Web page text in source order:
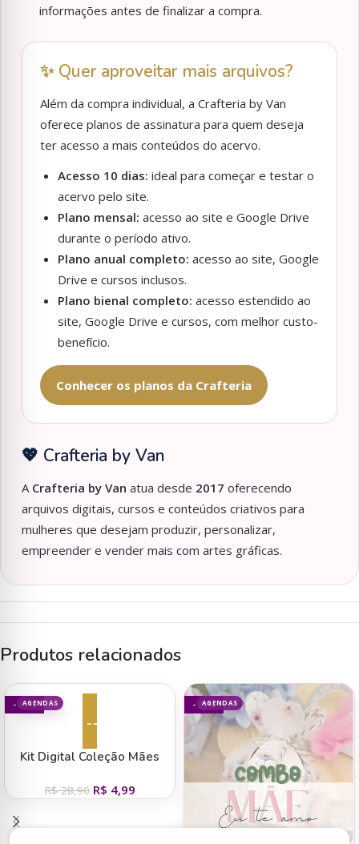
informações antes de finalizar a compra.
✨ Quer aproveitar mais arquivos?
Além da compra individual, a Crafteria by Van
oferece planos de assinatura para quem deseja
ter acesso a mais conteúdos do acervo.
Acesso 10 dias: ideal para começar e testar o
acervo pelo site.
Plano mensal: acesso ao site e Google Drive
durante o período ativo.
Plano anual completo: acesso ao site, Google
Drive e cursos inclusos.
Plano bienal completo: acesso estendido ao
site, Google Drive e cursos, com melhor custo-
benefício.
Conhecer os planos da Crafteria
💖 Crafteria by Van
A Crafteria by Van atua desde 2017 oferecendo
arquivos digitais, cursos e conteúdos criativos para
mulheres que desejam produzir, personalizar,
empreender e vender mais com artes gráficas.
Produtos relacionados
AGENDAS
- 83%
Adicionar ao carrinho
Kit Digital Coleção Mães
R$28,90 R$ 4,99
AGENDAS
- 85%